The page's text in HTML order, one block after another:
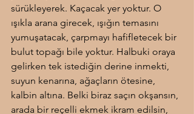
sürükleyerek. Kaçacak yer yoktur. O
ışıkla arana girecek, ışığın temasını
yumuşatacak, çarpmayı hafifletecek bir
bulut topağı bile yoktur. Halbuki oraya
gelirken tek istediğin derine inmekti,
suyun kenarına, ağaçların ötesine,
kalbin altına. Belki biraz saçın okşansın,
arada bir reçelli ekmek ikram edilsin,